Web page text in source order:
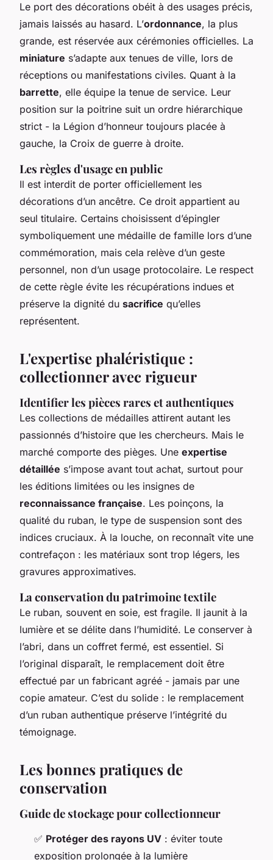
Le port des décorations obéit à des usages précis,
jamais laissés au hasard. L’ordonnance, la plus
grande, est réservée aux cérémonies officielles. La
miniature s’adapte aux tenues de ville, lors de
réceptions ou manifestations civiles. Quant à la
barrette, elle équipe la tenue de service. Leur
position sur la poitrine suit un ordre hiérarchique
strict - la Légion d’honneur toujours placée à
gauche, la Croix de guerre à droite.
Les règles d'usage en public
Il est interdit de porter officiellement les
décorations d’un ancêtre. Ce droit appartient au
seul titulaire. Certains choisissent d’épingler
symboliquement une médaille de famille lors d’une
commémoration, mais cela relève d’un geste
personnel, non d’un usage protocolaire. Le respect
de cette règle évite les récupérations indues et
préserve la dignité du sacrifice qu’elles
représentent.
L'expertise phaléristique :
collectionner avec rigueur
Identifier les pièces rares et authentiques
Les collections de médailles attirent autant les
passionnés d’histoire que les chercheurs. Mais le
marché comporte des pièges. Une expertise
détaillée s’impose avant tout achat, surtout pour
les éditions limitées ou les insignes de
reconnaissance française. Les poinçons, la
qualité du ruban, le type de suspension sont des
indices cruciaux. À la louche, on reconnaît vite une
contrefaçon : les matériaux sont trop légers, les
gravures approximatives.
La conservation du patrimoine textile
Le ruban, souvent en soie, est fragile. Il jaunit à la
lumière et se délite dans l’humidité. Le conserver à
l’abri, dans un coffret fermé, est essentiel. Si
l’original disparaît, le remplacement doit être
effectué par un fabricant agréé - jamais par une
copie amateur. C’est du solide : le remplacement
d’un ruban authentique préserve l’intégrité du
témoignage.
Les bonnes pratiques de
conservation
Guide de stockage pour collectionneur
✅ Protéger des rayons UV : éviter toute
exposition prolongée à la lumière